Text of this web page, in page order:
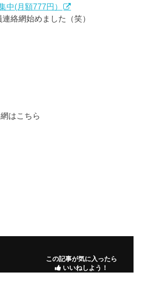
中(月額777円）
絡網始めました（笑）
はこちら
この記事が気に入ったら
いいねしよう！